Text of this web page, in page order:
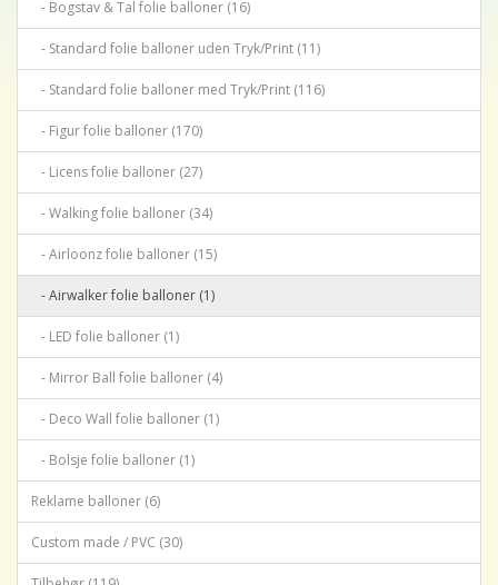
- Bogstav & Tal folie balloner (16)
- Standard folie balloner uden Tryk/Print (11)
- Standard folie balloner med Tryk/Print (116)
- Figur folie balloner (170)
- Licens folie balloner (27)
- Walking folie balloner (34)
- Airloonz folie balloner (15)
- Airwalker folie balloner (1)
- LED folie balloner (1)
- Mirror Ball folie balloner (4)
- Deco Wall folie balloner (1)
- Bolsje folie balloner (1)
Reklame balloner (6)
Custom made / PVC (30)